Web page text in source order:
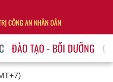
ĐÀO TẠO - BỒI DƯỠNG